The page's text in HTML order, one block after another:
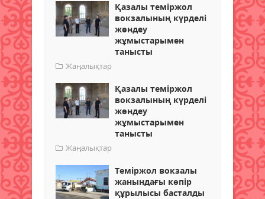
Қазалы теміржол
вокзалының күрделі
жөндеу
жұмыстарымен
танысты
Жаңалықтар
Қазалы теміржол
вокзалының күрделі
жөндеу
жұмыстарымен
танысты
Жаңалықтар
Теміржол вокзалы
жанындағы көпір
құрылысы басталды